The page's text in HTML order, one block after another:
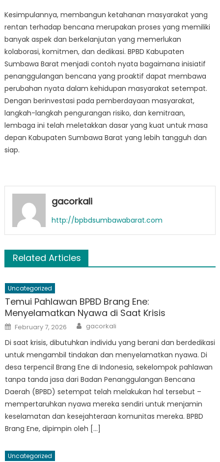
Kesimpulannya, membangun ketahanan masyarakat yang
rentan terhadap bencana merupakan proses yang memiliki
banyak aspek dan berkelanjutan yang memerlukan
kolaborasi, komitmen, dan dedikasi. BPBD Kabupaten
Sumbawa Barat menjadi contoh nyata bagaimana inisiatif
penanggulangan bencana yang proaktif dapat membawa
perubahan nyata dalam kehidupan masyarakat setempat.
Dengan berinvestasi pada pemberdayaan masyarakat,
langkah-langkah pengurangan risiko, dan kemitraan,
lembaga ini telah meletakkan dasar yang kuat untuk masa
depan Kabupaten Sumbawa Barat yang lebih tangguh dan
siap.
gacorkali
http://bpbdsumbawabarat.com
Related Articles
Uncategorized
Temui Pahlawan BPBD Brang Ene:
Menyelamatkan Nyawa di Saat Krisis
Posted
on
February 7, 2026 Author
gacorkali
Di saat krisis, dibutuhkan individu yang berani dan berdedikasi
untuk mengambil tindakan dan menyelamatkan nyawa. Di
desa terpencil Brang Ene di Indonesia, sekelompok pahlawan
tanpa tanda jasa dari Badan Penanggulangan Bencana
Daerah (BPBD) setempat telah melakukan hal tersebut –
mempertaruhkan nyawa mereka sendiri untuk menjamin
keselamatan dan kesejahteraan komunitas mereka. BPBD
Brang Ene, dipimpin oleh […]
Uncategorized